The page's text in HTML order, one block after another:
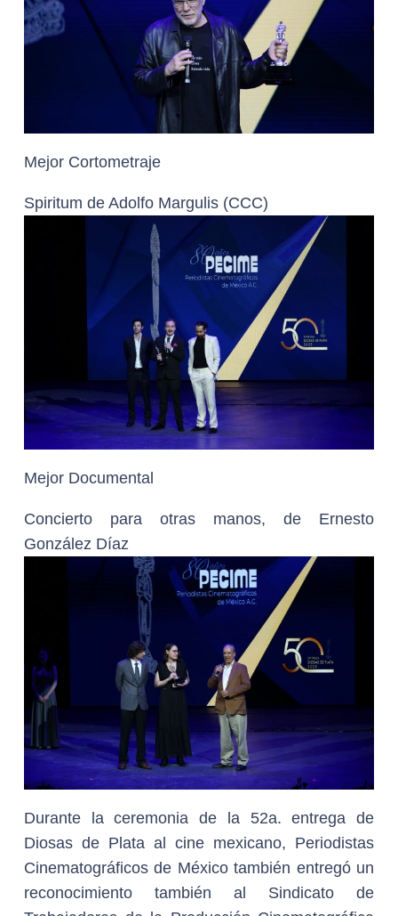
Mejor Cortometraje
Spiritum de Adolfo Margulis (CCC)
Mejor Documental
Concierto para otras manos, de Ernesto
González Díaz
Durante la ceremonia de la 52a. entrega de
Diosas de Plata al cine mexicano, Periodistas
Cinematográficos de México también entregó un
reconocimiento también al Sindicato de